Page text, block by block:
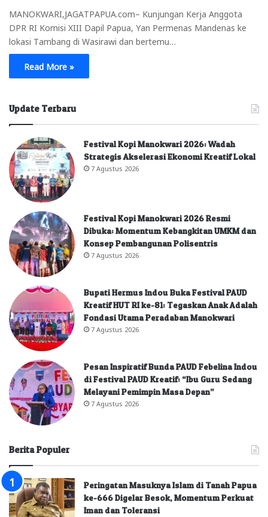
MANOKWARI,JAGATPAPUA.com– Kunjungan Kerja Anggota
DPR RI Komisi XIII Dapil Papua, Yan Permenas Mandenas ke
lokasi Tambang di Wasirawi dan bertemu…
Read More »
Update Terbaru
Festival Kopi Manokwari 2026: Wadah
Strategis Akselerasi Ekonomi Kreatif Lokal
7 Agustus 2026
Festival Kopi Manokwari 2026 Resmi
Dibuka: Momentum Kebangkitan UMKM dan
Konsep Pembangunan Polisentris
7 Agustus 2026
Bupati Hermus Indou Buka Festival PAUD
Kreatif HUT RI ke-81: Tegaskan Anak Adalah
Fondasi Utama Peradaban Manokwari
7 Agustus 2026
Pesan Inspiratif Bunda PAUD Febelina Indou
di Festival PAUD Kreatif: “Ibu Guru Sedang
Melayani Pemimpin Masa Depan”
7 Agustus 2026
Berita Populer
Peringatan Masuknya Islam di Tanah Papua
ke-666 Digelar Besok, Momentum Perkuat
Iman dan Toleransi